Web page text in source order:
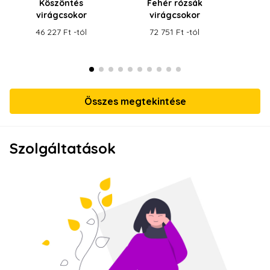
Köszöntés
virágcsokor
46 227 Ft -tól
Fehér rózsák
virágcsokor
72 751 Ft -tól
Összes megtekintése
Szolgáltatások